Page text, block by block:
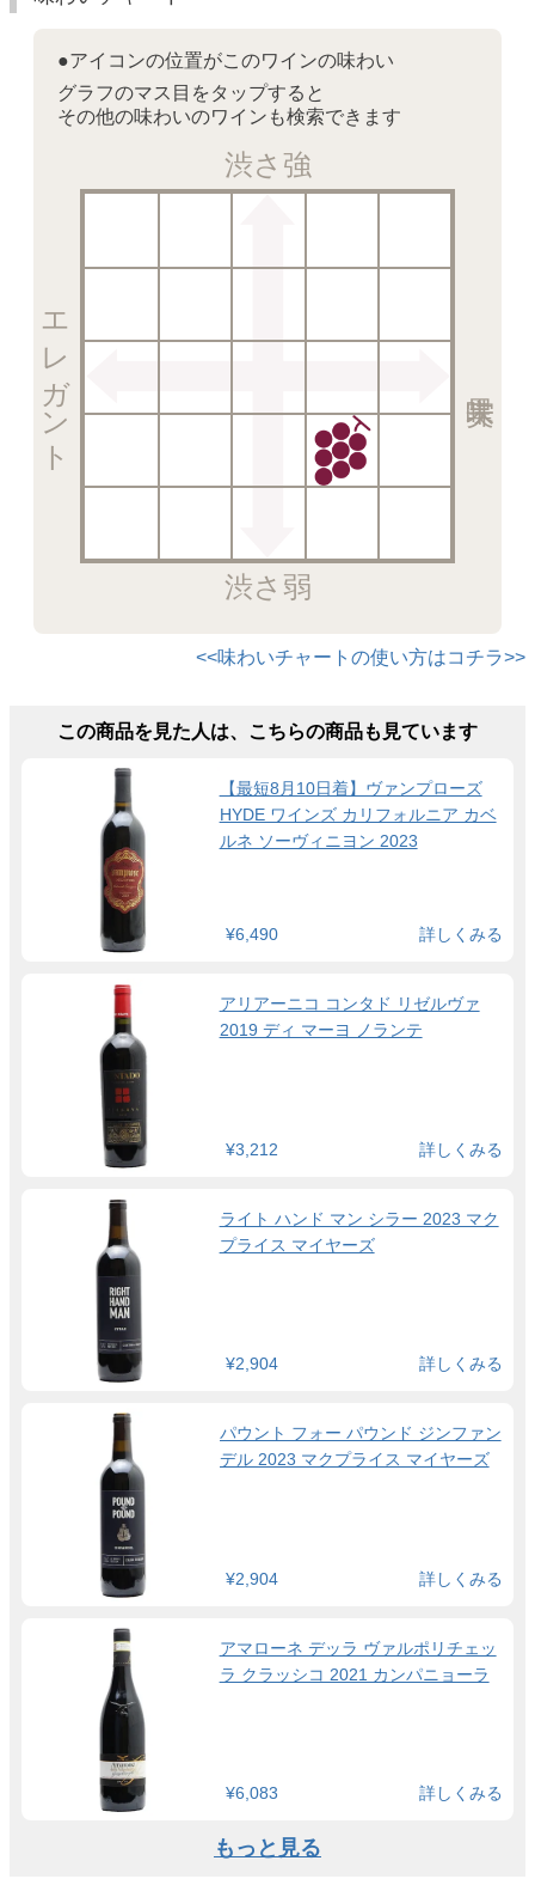
●アイコンの位置がこのワインの味わい
グラフのマス目をタップすると
その他の味わいのワインも検索できます
渋さ強
渋さ弱
エレガント
<<味わいチャートの使い方はコチラ>>
この商品を見た人は、こちらの商品も見ています
【最短8月10日着】ヴァンプローズ
HYDE ワインズ カリフォルニア カベ
ルネ ソーヴィニヨン 2023
¥6,490 詳しくみる
アリアーニコ コンタド リゼルヴァ
2019 ディ マーヨ ノランテ
¥3,212 詳しくみる
ライト ハンド マン シラー 2023 マク
プライス マイヤーズ
¥2,904 詳しくみる
パウント フォー パウンド ジンファン
デル 2023 マクプライス マイヤーズ
¥2,904 詳しくみる
アマローネ デッラ ヴァルポリチェッ
ラ クラッシコ 2021 カンパニョーラ
¥6,083 詳しくみる
もっと見る